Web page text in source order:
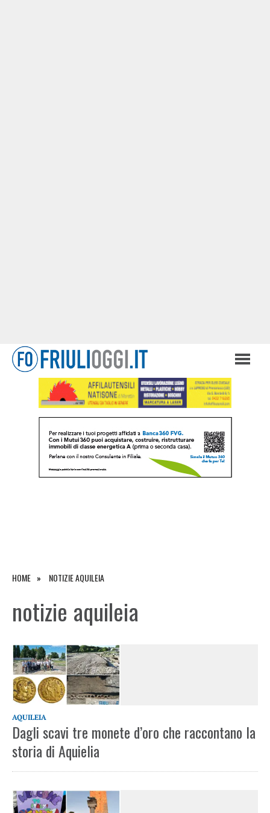
HOME NOTIZIE AQUILEIA
notizie aquileia
AQUILEIA
Dagli scavi tre monete d’oro che raccontano la
storia di Aquielia